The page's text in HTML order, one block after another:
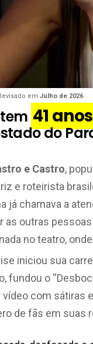
em Julho de 2026
41
do
e Castro,
e roteirista
já chamava a
as outras
no teatro,
iniciou sua
fundou o
com sátiras
de fãs em suas